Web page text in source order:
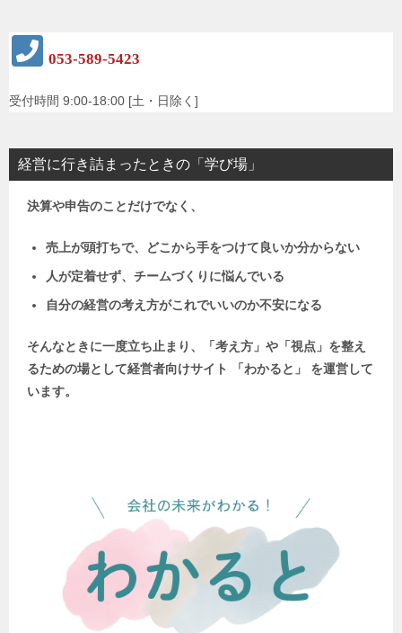
053-589-5423
受付時間 9:00-18:00 [土・日除く]
経営に行き詰まったときの「学び場」
決算や申告のことだけでなく、
売上が頭打ちで、どこから手をつけて良いか分からない
人が定着せず、チームづくりに悩んでいる
自分の経営の考え方がこれでいいのか不安になる
そんなときに一度立ち止まり、「考え方」や「視点」を整え
るための場として経営者向けサイト 「わかると」 を運営して
います。